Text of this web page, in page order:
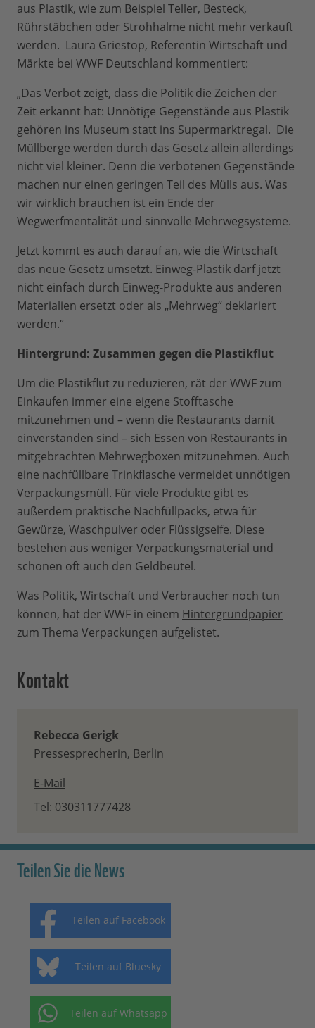
aus Plastik, wie zum Beispiel Teller, Besteck,
Rührstäbchen oder Strohhalme nicht mehr verkauft
werden. Laura Griestop, Referentin Wirtschaft und
Märkte bei WWF Deutschland kommentiert:
„Das Verbot zeigt, dass die Politik die Zeichen der
Zeit erkannt hat: Unnötige Gegenstände aus Plastik
gehören ins Museum statt ins Supermarktregal. Die
Müllberge werden durch das Gesetz allein allerdings
nicht viel kleiner. Denn die verbotenen Gegenstände
machen nur einen geringen Teil des Mülls aus. Was
wir wirklich brauchen ist ein Ende der
Wegwerfmentalität und sinnvolle Mehrwegsysteme.
Jetzt kommt es auch darauf an, wie die Wirtschaft
das neue Gesetz umsetzt. Einweg-Plastik darf jetzt
nicht einfach durch Einweg-Produkte aus anderen
Materialien ersetzt oder als „Mehrweg“ deklariert
werden.“
Hintergrund: Zusammen gegen die Plastikflut
Um die Plastikflut zu reduzieren, rät der WWF zum
Einkaufen immer eine eigene Stofftasche
mitzunehmen und – wenn die Restaurants damit
einverstanden sind – sich Essen von Restaurants in
mitgebrachten Mehrwegboxen mitzunehmen. Auch
eine nachfüllbare Trinkflasche vermeidet unnötigen
Verpackungsmüll. Für viele Produkte gibt es
außerdem praktische Nachfüllpacks, etwa für
Gewürze, Waschpulver oder Flüssigseife. Diese
bestehen aus weniger Verpackungsmaterial und
schonen oft auch den Geldbeutel.
Was Politik, Wirtschaft und Verbraucher noch tun
können, hat der WWF in einem Hintergrundpapier
zum Thema Verpackungen aufgelistet.
Kontakt
Rebecca Gerigk
Pressesprecherin, Berlin
E-Mail
Tel: 030311777428
Teilen Sie die News
Teilen auf Facebook
Teilen auf Bluesky
Teilen auf Whatsapp